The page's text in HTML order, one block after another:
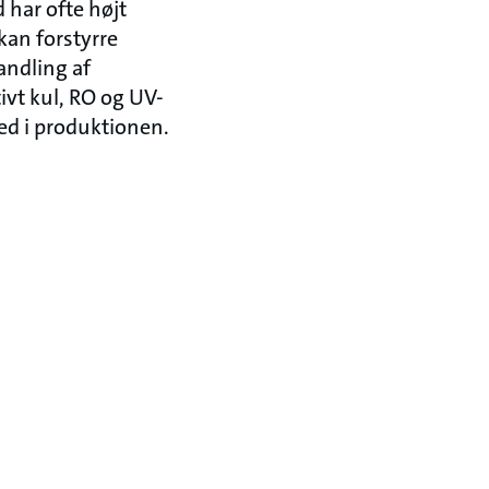
har ofte højt
forstyrre
af
kul, RO og UV-
i produktionen.